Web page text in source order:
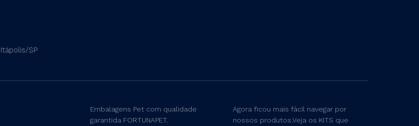
SP
Embalagens Pet com qualidade
garantida FORTUNAPET.
Agora ficou mais fácil navegar por
nossos produtos.Veja os KITS que